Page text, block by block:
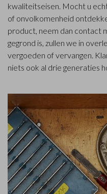
kwaliteitseisen. Mocht u
of onvolkomenheid
product, neem dan contact
gegrond is, zullen we in
vergoeden of vervangen.
niets ook al drie generaties